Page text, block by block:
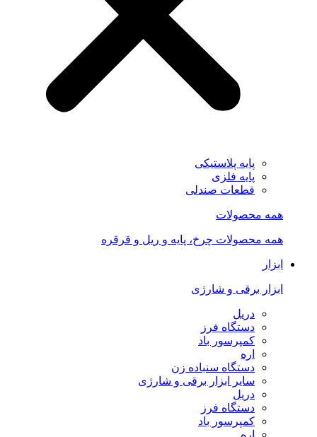
پایه پلاستیکی
پایه فلزی
قطعات صندلی
همه محصولات
همه محصولات چرخ، پایه و ریل و قرقره
ابزار
ابزار برقی و شارژی
دریل
دستگاه فرز
کمپرسور باد
اره
دستگاه سنباده زن
سایر ابزار برقی و شارژی
دریل
دستگاه فرز
کمپرسور باد
اره